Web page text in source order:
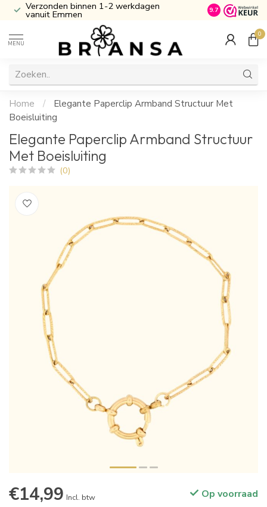
Verzonden binnen 1-2 werkdagen
vanuit Emmen Inclusief
9.7
MENU
0
Home /
Elegante Paperclip Armband Structuur Met
Boeisluiting
Elegante Paperclip Armband Structuur
Met Boeisluiting
(0)
€14,99 Incl. btw Op voorraad